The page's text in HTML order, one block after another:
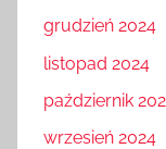
grudzień 2024
listopad 2024
październik
wrzesień 2024